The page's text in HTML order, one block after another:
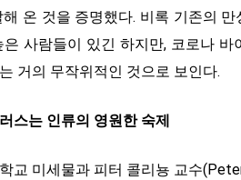
온 것을 증명했다. 비록 기존의
은 사람들이 있긴 하지만, 코로나
거의 무작위적인 것으로 보인다.
스는 인류의 영원한 숙제
교 미세물과 피터 콜리뇽 교수